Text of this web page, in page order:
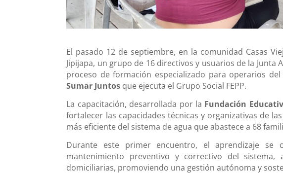
El pasado 12 de septiembre, en la comunidad Casas
Jipijapa, un grupo de 16 directivos y usuarios de la Junta
proceso de formación especializado para operarios del
Sumar Juntos que ejecuta el Grupo Social FEPP.
La capacitación, desarrollada por la Fundación
fortalecer las capacidades técnicas y organizativas de
más eficiente del sistema de agua que abastece a 68
Durante este primer encuentro, el aprendizaje
mantenimiento preventivo y correctivo del
domiciliarias, promoviendo una gestión autónoma y